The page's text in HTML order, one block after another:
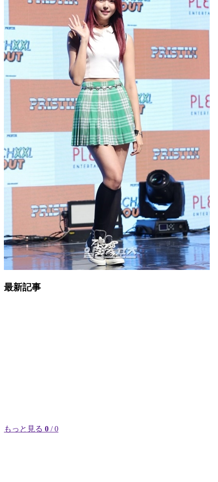
最新記事
もっと見る 0 / 0